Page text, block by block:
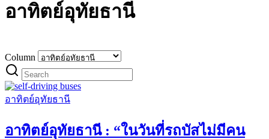
อาทิตย์อุทัยธานี
Column
อาทิตย์อุทัยธานี
อาทิตย์อุทัยธานี : “ในวันที่รถบัสไม่มีคน